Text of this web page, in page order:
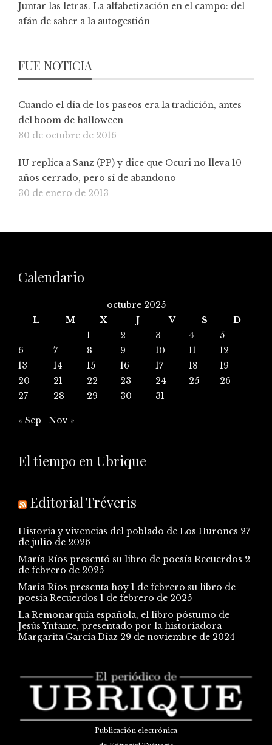
Juntar las letras. La alfabetización en el campo: del
afán de saber a la autogestión
FUE NOTICIA
Cuando el día de los paseos era la tradición, antes
del boom de halloween
30 de octubre de 2016
IU replica a Sanz (PP) y dice que Ocuri no lleva 10
años cerrado, pero sí de abandono
30 de enero de 2013
Calendario
octubre 2025
L
M X J V S
D
1
2 3 4
5
6
7 8 9 10 11
12
13
14 15 16 17 18
19
20
21 22 23 24 25
26
27
28 29 30 31
« Sep Nov »
El tiempo en Ubrique
Editorial Tréveris
Historia y vivencias del poblado de Los Hurones 27
de julio de 2026
María Ríos presentó su libro de poesía Recuerdos 2
de febrero de 2025
María Ríos presenta hoy 1 de febrero su libro de
poesía Recuerdos 1 de febrero de 2025
La Remonarquía española, el libro póstumo de
Jesús Ynfante, presentado por la historiadora
Margarita García Díaz 29 de noviembre de 2024
Publicación electrónica